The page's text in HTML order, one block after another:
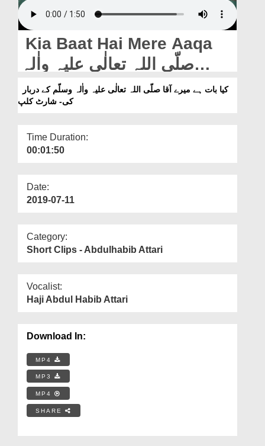
Magazine
Departments
Our Websites
More
Kia Baat Hai Mere Aaqa
صلّی اللہ تعالٰی علیہ واٰلہ
وسلّم Kay Darbaar Ki -
Short Clip
کی- شارٹ کلپ
Time Duration:
00:01:50
Date:
2019-07-11
Category:
Short Clips - Abdulhabib Attari
Vocalist:
Haji Abdul Habib Attari
Download In:
MP4
MP3
MP4
SHARE